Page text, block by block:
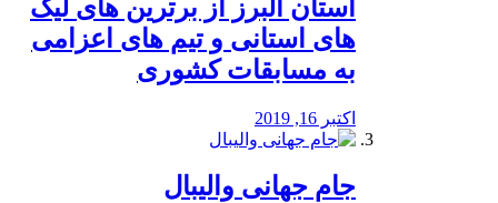
استان البرز از برترین های لیگ
های استانی و تیم های اعزامی
به مسابقات کشوری
اکتبر 16, 2019
جام جهانی والیبال